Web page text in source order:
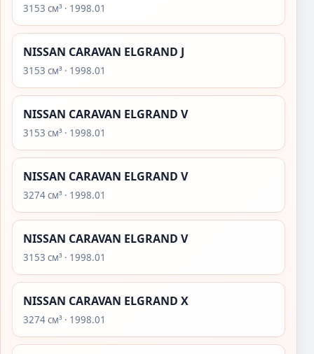
3153 см³ · 1998.01
NISSAN CARAVAN ELGRAND J
3153 см³ · 1998.01
NISSAN CARAVAN ELGRAND V
3153 см³ · 1998.01
NISSAN CARAVAN ELGRAND V
3274 см³ · 1998.01
NISSAN CARAVAN ELGRAND V
3153 см³ · 1998.01
NISSAN CARAVAN ELGRAND X
3274 см³ · 1998.01